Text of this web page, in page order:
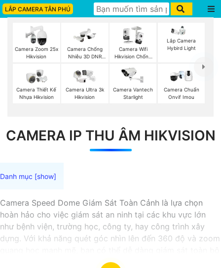
LẮP CAMERA TÂN PHÚ
Camera Zoom 25x
Hikvision
Camera Chống
Nhiễu 3D DNR
Camera Wifi
Hikvision Chống
Lắp Camera
Hybird Light
Camera Thiết Kế
Nhựa Hikvision
Camera Ultra 3k
Hikvision
Camera Vantech
Starlight
Camera Chuẩn
Onvif Imou
CAMERA IP THU ÂM HIKVISION
Camera Speed Dome Giám Sát Toàn Cảnh là lựa chọn
hoàn hảo cho việc giám sát an ninh tại các khu vực lớn
như bệnh viện, trường học, công ty, hay công trình xây
dựng. Với khả năng quét góc nhìn lên đến 360 độ và zoom
khu vực một cách chi tiết và chính xác. Camera còn tích